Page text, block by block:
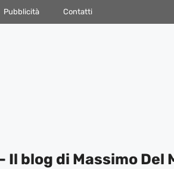
Pubblicità Contatti
Il blog di Massimo Del